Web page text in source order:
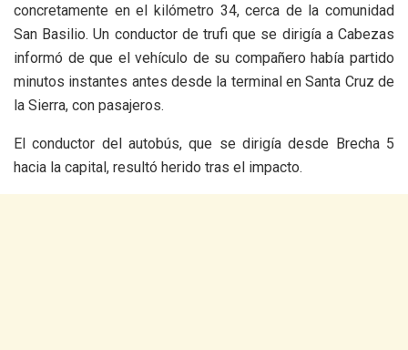
concretamente en el kilómetro 34, cerca de la comunidad
San Basilio. Un conductor de trufi que se dirigía a Cabezas
informó de que el vehículo de su compañero había partido
minutos instantes antes desde la terminal en Santa Cruz de
la Sierra, con pasajeros.
El conductor del autobús, que se dirigía desde Brecha 5
hacia la capital, resultó herido tras el impacto.